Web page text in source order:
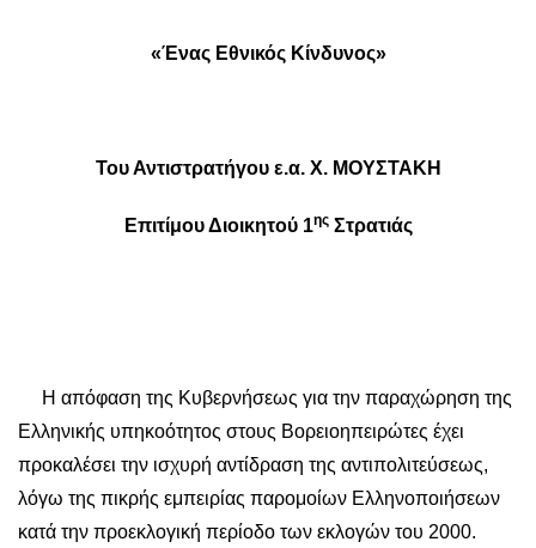
«Ένας Εθνικός Κίνδυνος»
Του Αντιστρατήγου ε.α. Χ. ΜΟΥΣΤΑΚΗ
Επιτίμου Διοικητού 1ηςΣτρατιάς
Η απόφαση της Κυβερνήσεως για την παραχώρηση της
Ελληνικής υπηκοότητος στους Βορειοηπειρώτες έχει
προκαλέσει την ισχυρή αντίδραση της αντιπολιτεύσεως,
λόγω της πικρής εμπειρίας παρομοίων Ελληνοποιήσεων
κατά την προεκλογική περίοδο των εκλογών του 2000.